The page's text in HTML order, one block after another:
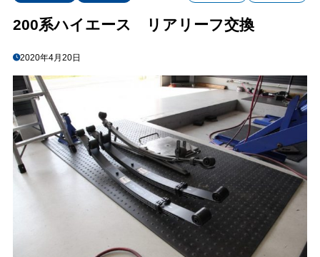
200系ハイエース リアリーフ交換
2020年4月20日